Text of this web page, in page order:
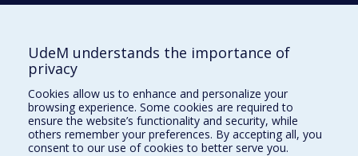
H3C 3J7
Qui fait quoi?
Nous trouver
Plan du site
Accessibilité
UdeM understands the importance of
privacy
Cookies allow us to enhance and personalize your
browsing experience. Some cookies are required to
ensure the website’s functionality and security, while
others remember your preferences. By accepting all, you
consent to our use of cookies to better serve you.